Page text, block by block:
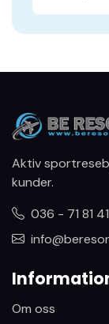
Aktiv
kunder.
036 - 71 81 41
Om oss